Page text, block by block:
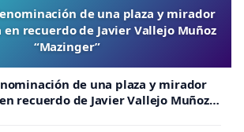
de una plaza y mirador
en recuerdo de Javier Vallejo Muñoz
“Mazinger”
de una plaza y mirador
recuerdo de Javier Vallejo Muñoz